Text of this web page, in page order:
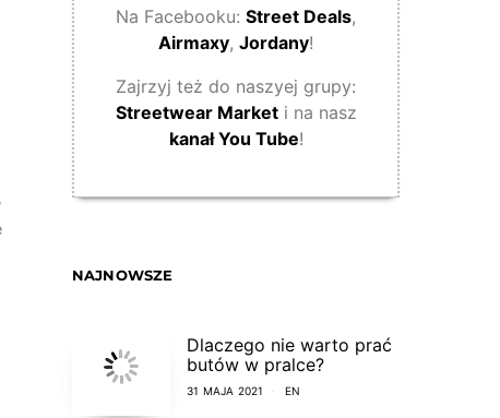
Na Facebooku: Street Deals,
Airmaxy, Jordany!
Zajrzyj też do naszyej grupy:
Streetwear Marketi na nasz
kanał You Tube!
NAJNOWSZE
Dlaczego nie warto prać
butów w pralce?
31 MAJA 2021 EN